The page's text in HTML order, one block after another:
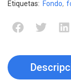
Etiquetas: Fondo,